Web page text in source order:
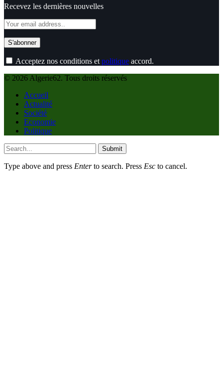
Recevez les dernières nouvelles
Acceptez nos conditions et politique accord.
© 2026 Algerie62. Tous droits réservés
Accueil
Actualité
Société
Economie
Politique
Submit
Type above and press Enterto search. Press Esc to cancel.